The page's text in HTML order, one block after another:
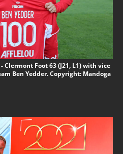
Clermont Foot 63 (J21, L1) with vice
Ben Yedder. Copyright: Mandoga